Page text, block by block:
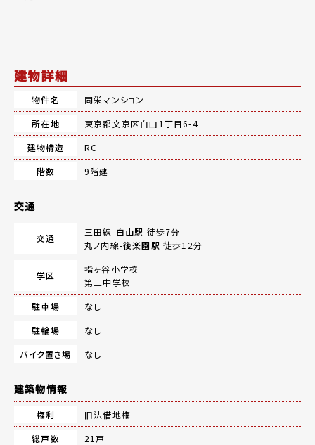
建物詳細
物件名
同栄マンション
所在地
東京都文京区白山1丁目6-4
建物構造
RC
階数
9階建
交通
交通
三田線-白山駅 徒歩7分
丸ノ内線-後楽園駅 徒歩12分
学区
指ヶ谷小学校
第三中学校
駐車場
なし
駐輪場
なし
バイク置き場
なし
建築物情報
権利
旧法借地権
総戸数
21戸